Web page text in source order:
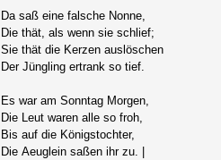
Da saß eine falsche Nonne,
Die thät, als wenn sie schlief;
Sie thät die Kerzen auslöschen
Der Jüngling ertrank so tief.
Es war am Sonntag Morgen,
Die Leut waren alle so froh,
Bis auf die Königstochter,
Die Aeuglein saßen ihr zu. |